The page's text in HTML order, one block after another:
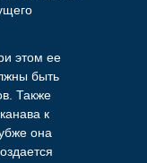
этом ее
быть
Также
к
она